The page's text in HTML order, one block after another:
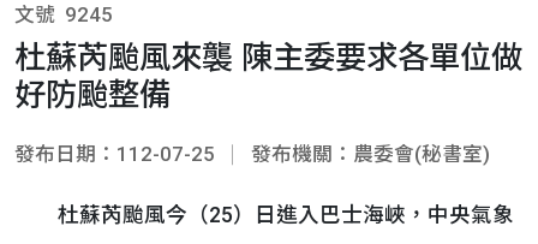
文號 9245
杜蘇芮颱風來襲 陳主委要求各單位做
好防颱整備
發布日期：112-07-25 發布機關：農委會(秘書室)
杜蘇芮颱風今（25）日進入巴士海峽，中央氣象